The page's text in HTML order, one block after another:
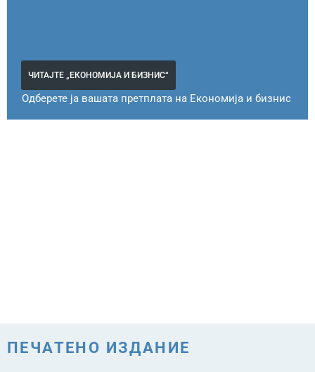
ЧИТАЈТЕ „ЕКОНОМИЈА И БИЗНИС“
Одберете ја вашата претплата на Економија и бизнис
ПЕЧАТЕНО ИЗДАНИЕ